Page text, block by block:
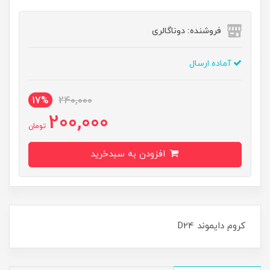
فروشنده: دوناگالری
آماده ارسال
240,000
17%
200,000 تومان
کروم دايموند D24